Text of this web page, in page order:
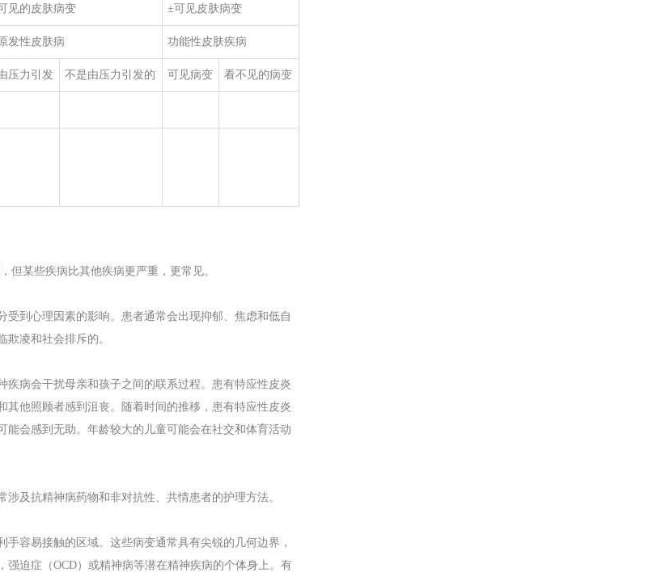
见的皮肤病变 ±可见皮肤病变
发性皮肤病 功能性皮肤疾病
压力引发 不是由压力引发的 可见病变 看不见的病变
但某些疾病比其他疾病更严重，更常见。
到心理因素的影响。患者通常会出现抑郁、焦虑和低自
凌和社会排斥的。
病会干扰母亲和孩子之间的联系过程。患有特应性皮炎
他照顾者感到沮丧。随着时间的推移，患有特应性皮炎
会感到无助。年龄较大的儿童可能会在社交和体育活动
及抗精神病药物和非对抗性、共情患者的护理方法。
容易接触的区域。这些病变通常具有尖锐的几何边界，
迫症（OCD）或精神病等潜在精神疾病的个体身上。有